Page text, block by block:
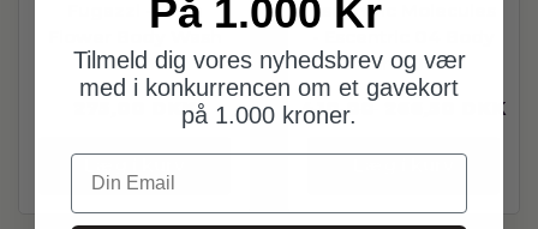
Fugazzi - Cash
250 ml
DKK
Escentric Molecules
Wash 200 ml
410,00
DKK
På 1.000 Kr
Tilmeld dig vores nyhedsbrev og vær
med i konkurrencen om et gavekort
på 1.000 kroner.
Din Email